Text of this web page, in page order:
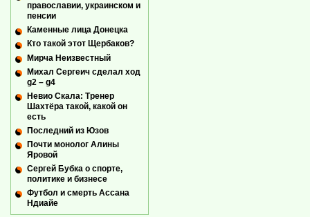
православии, украинском и
пенсии
Каменные лица Донецка
Кто такой этот Щербаков?
Мирча Неизвестный
Михал Сергеич сделал ход
g2 – g4
Невио Скала: Тренер
Шахтёра такой, какой он
есть
Последний из Юзов
Почти монолог Алины
Яровой
Сергей Бубка о спорте,
политике и бизнесе
Футбол и смерть Ассана
Ндиайе